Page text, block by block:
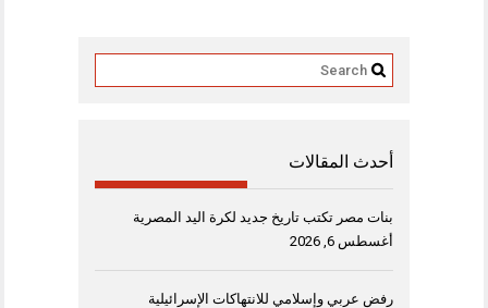
أحدث المقالات
بنات مصر تكتب تاريخ جديد لكرة اليد المصرية
أغسطس 6, 2026
رفض عربي وإسلامي للانتهاكات الإسرائيلية